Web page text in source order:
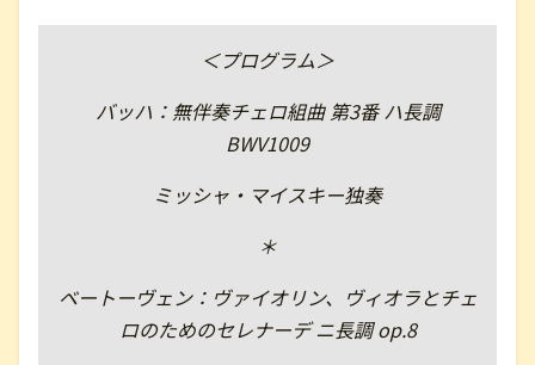
＜プログラム＞
バッハ：無伴奏チェロ組曲 第3番 ハ長調
BWV1009
ミッシャ・マイスキー独奏
＊
ベートーヴェン：ヴァイオリン、ヴィオラとチェ
ロのためのセレナーデ ニ長調 op.8